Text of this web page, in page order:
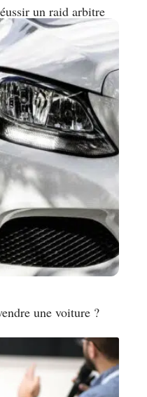
un raid arbitre
une voiture ?